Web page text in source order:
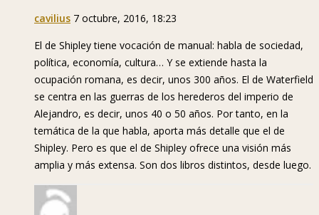
cavilius 7 octubre, 2016, 18:23
El de Shipley tiene vocación de manual: habla de sociedad,
política, economía, cultura… Y se extiende hasta la
ocupación romana, es decir, unos 300 años. El de Waterfield
se centra en las guerras de los herederos del imperio de
Alejandro, es decir, unos 40 o 50 años. Por tanto, en la
temática de la que habla, aporta más detalle que el de
Shipley. Pero es que el de Shipley ofrece una visión más
amplia y más extensa. Son dos libros distintos, desde luego.